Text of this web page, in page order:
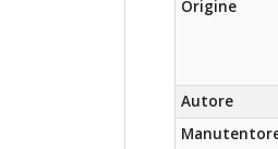
Origine
Autore